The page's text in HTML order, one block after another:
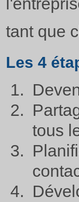
tant que
Les 4
tous